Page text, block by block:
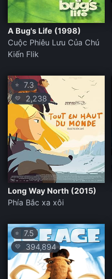
A Bug's Life (1998)
Cuộc Phiêu Lưu Của Chú
Kiến Flik
⭐ 7.3
💛 2,238
Long Way North (2015)
Phía Bắc xa xôi
⭐ 7.5
💛 394,894